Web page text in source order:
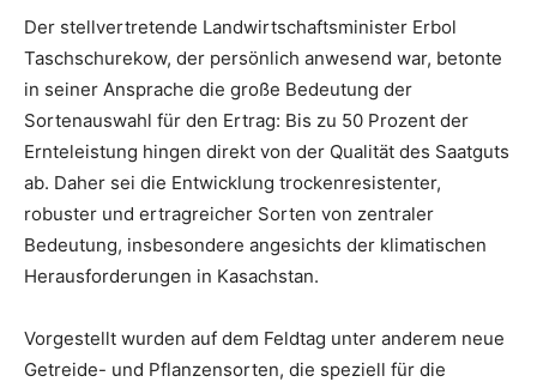
Der stellvertretende Landwirtschaftsminister Erbol
Taschschurekow, der persönlich anwesend war, betonte
in seiner Ansprache die große Bedeutung der
Sortenauswahl für den Ertrag: Bis zu 50 Prozent der
Ernteleistung hingen direkt von der Qualität des Saatguts
ab. Daher sei die Entwicklung trockenresistenter,
robuster und ertragreicher Sorten von zentraler
Bedeutung, insbesondere angesichts der klimatischen
Herausforderungen in Kasachstan.
Vorgestellt wurden auf dem Feldtag unter anderem neue
Getreide- und Pflanzensorten, die speziell für die